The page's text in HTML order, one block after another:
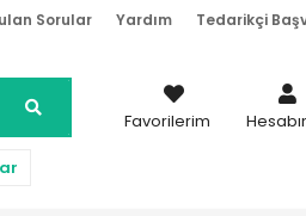
Sorular Yardım Tedarikçi
Favorilerim